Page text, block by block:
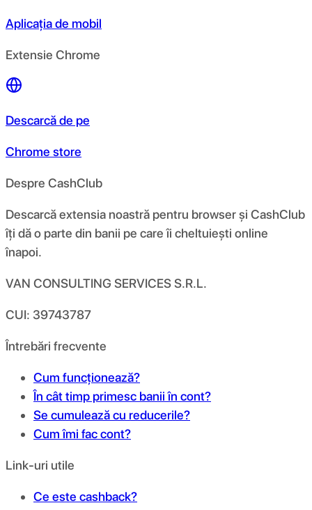
Aplicația de mobil
Extensie Chrome
Descarcă de pe
Chrome store
Despre CashClub
Descarcă extensia noastră pentru browser și CashClub
îți dă o parte din banii pe care îi cheltuiești online
înapoi.
VAN CONSULTING SERVICES S.R.L.
CUI: 39743787
Întrebări frecvente
Cum funcționează?
În cât timp primesc banii în cont?
Se cumulează cu reducerile?
Cum îmi fac cont?
Link-uri utile
Ce este cashback?